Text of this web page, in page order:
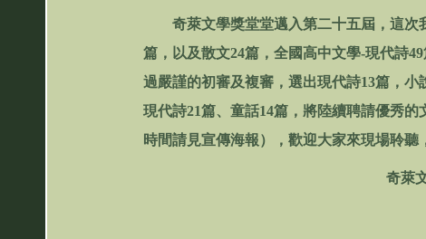
奇萊文學獎堂堂邁入第二十五屆，這次
篇，以及散文24篇，全國高中文學-現代詩
過嚴謹的初審及複審，選出現代詩13篇，小
現代詩21篇、童話14篇，將陸續聘請優秀的
時間請見宣傳海報），歡迎大家來現場聆聽
奇萊文學獎第廿五
許又方